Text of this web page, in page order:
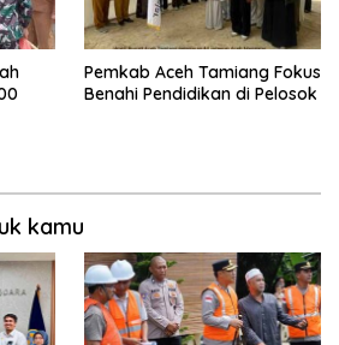
Pemkab Aceh Tamiang Fokus
Benahi Pendidikan di Pelosok
kamu